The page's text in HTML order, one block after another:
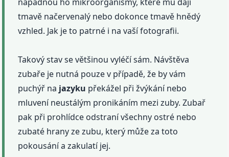
tmavě načervenalý nebo dokonce tmavě hnědý
vzhled. Jak je to patrné i na vaší fotografii.
Takový stav se většinou vyléčí sám. Návštěva
zubaře je nutná pouze v případě, že by vám
puchýř na jazyku překážel při žvýkání nebo
mluvení neustálým pronikáním mezi zuby. Zubař
pak při prohlídce odstraní všechny ostré nebo
zubaté hrany ze zubu, který může za toto
pokousání a zakulatí jej.